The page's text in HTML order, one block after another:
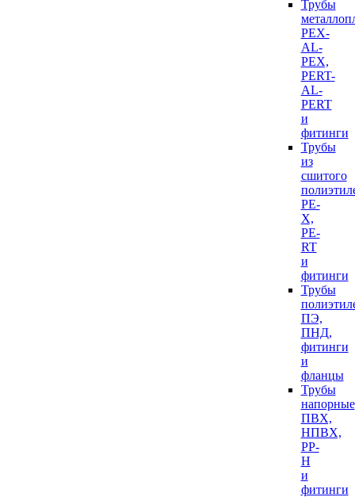
Трубы
PEX-
AL-
PEX,
PERT-
AL-
PERT
и
фитинги
Трубы
из
сшитого
PE-
X,
PE-
RT
и
фитинги
Трубы
ПЭ,
ПНД,
фитинги
и
фланцы
Трубы
напорные
ПВХ,
НПВХ,
PP-
H
и
фитинги